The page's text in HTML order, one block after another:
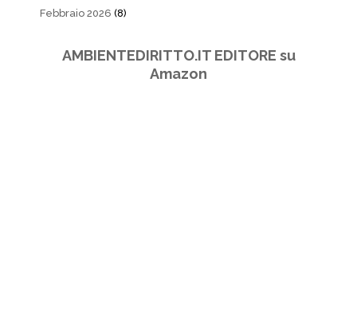
Febbraio 2026 (8)
AMBIENTEDIRITTO.IT EDITORE su
Amazon